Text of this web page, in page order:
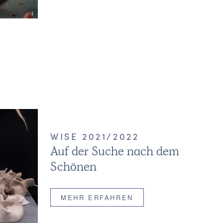
Panz
WISE 2021/2022
Auf der Suche nach dem
Schönen
MEHR ERFAHREN